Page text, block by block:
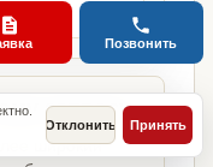
запросу
широкий
Отклонить Принять
Позвонить